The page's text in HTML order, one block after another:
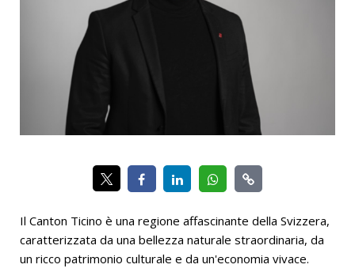
Il Canton Ticino è una regione affascinante della Svizzera,
caratterizzata da una bellezza naturale straordinaria, da
un ricco patrimonio culturale e da un'economia vivace.